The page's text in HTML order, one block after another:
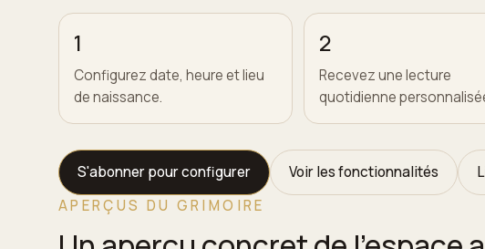
1
Configurez date, heure et lieu
de naissance.
2
Recevez une lecture
quotidienne
S'abonner pour configurer Voir les fonctionnalités
APERÇUS DU GRIMOIRE